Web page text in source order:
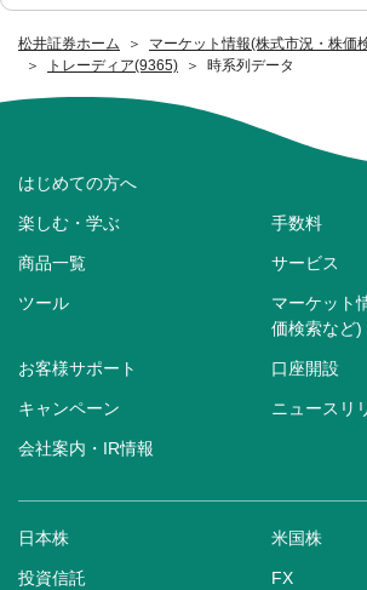
松井証券ホーム
マーケット情報(株式市況・株価
トレーディア(9365)
時系列データ
はじめての方へ
楽しむ・学ぶ 手数料
商品一覧 サービス
ツール
マーケット
価検索など)
お客様サポート 口座開設
キャンペーン ニュースリ
会社案内・IR情報
日本株 米国株
投資信託 FX